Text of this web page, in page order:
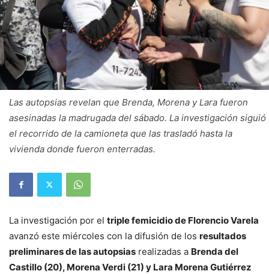
Las autopsias revelan que Brenda, Morena y Lara fueron
asesinadas la madrugada del sábado. La investigación siguió
el recorrido de la camioneta que las trasladó hasta la
vivienda donde fueron enterradas.
La investigación por el triple femicidio de Florencio Varela
avanzó este miércoles con la difusión de los resultados
preliminares de las autopsias realizadas a Brenda del
Castillo (20), Morena Verdi (21) y Lara Morena Gutiérrez